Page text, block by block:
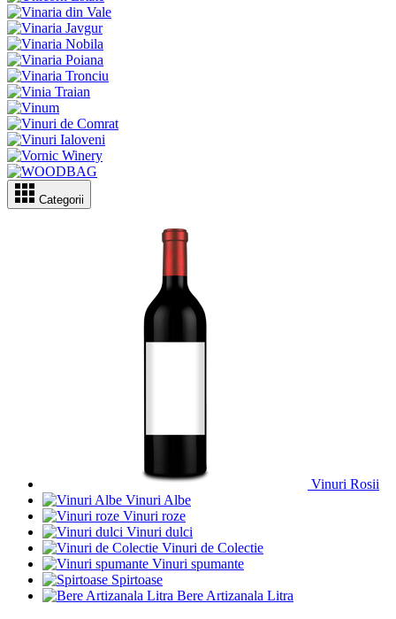
Categorii
Vinuri Rosii
Vinuri Albe
Vinuri roze
Vinuri dulci
Vinuri de Colectie
Vinuri spumante
Spirtoase
Bere Artizanala Litra